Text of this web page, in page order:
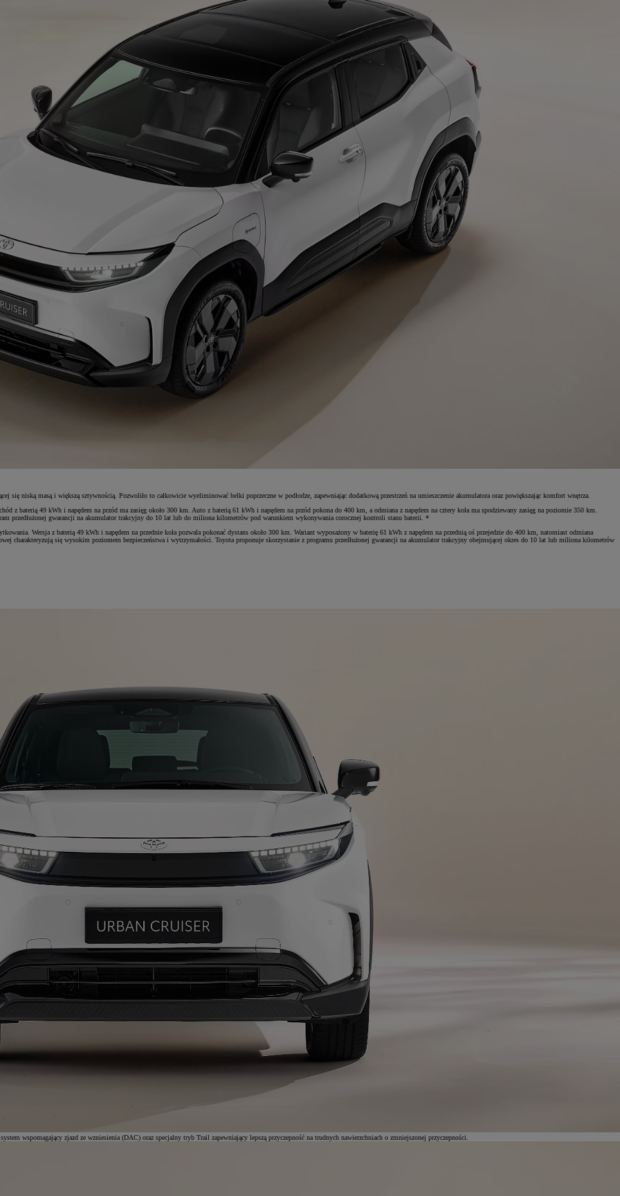
się niską masą i większą sztywnością. Pozwoliło to całkowicie wyeliminować belki poprzeczne w podłodze, zapewniając dodatkową przestrzeń na umieszczenie akumulatora oraz powiększając komfort wnętrza.
z baterią 49 kWh i napędem na przód ma zasięg około 300 km. Auto z baterią 61 kWh i napędem na przód pokona do 400 km, a odmiana z napędem na cztery koła ma spodziewany zasięg na poziomie 350 km.
przedłużonej gwarancji na akumulator trakcyjny do 10 lat lub do miliona kilometrów pod warunkiem wykonywania corocznej kontroli stanu baterii. *
Wersja z baterią 49 kWh i napędem na przednie koła pozwala pokonać dystans około 300 km. Wariant wyposażony w baterię 61 kWh z napędem na przednią oś przejedzie do 400 km, natomiast odmiana
charakteryzują się wysokim poziomem bezpieczeństwa i wytrzymałości. Toyota proponuje skorzystanie z programu przedłużonej gwarancji na akumulator trakcyjny obejmującej okres do 10 lat lub miliona kilometrów
wspomagający zjazd ze wzniesienia (DAC) oraz specjalny tryb Trail zapewniający lepszą przyczepność na trudnych nawierzchniach o zmniejszonej przyczepności.